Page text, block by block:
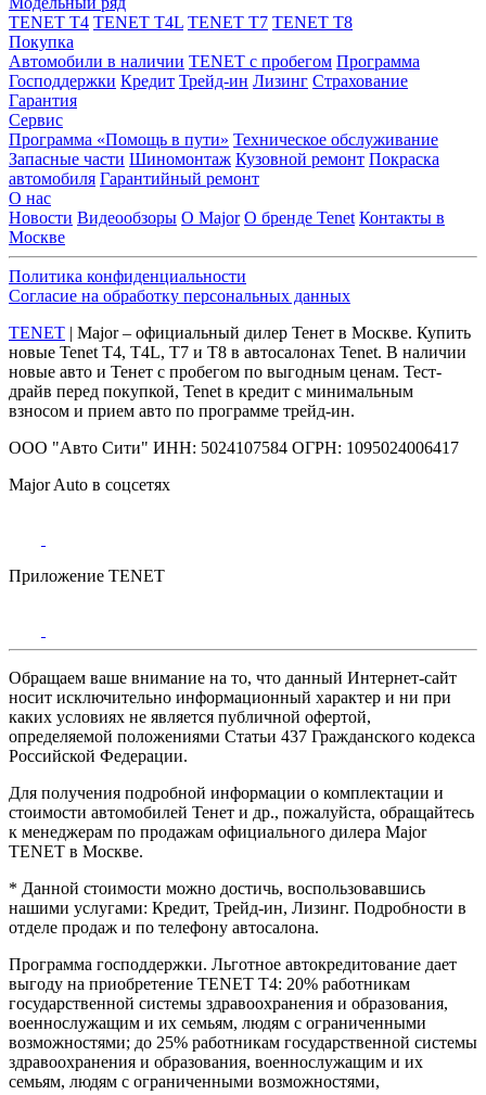
TENET T4 TENET T4L TENET T7 TENET T8
Покупка
Автомобили в наличии TENET с пробегом Программа
Господдержки Кредит Трейд-ин Лизинг Страхование
Гарантия
Сервис
Программа «Помощь в пути» Техническое обслуживание
Запасные части Шиномонтаж Кузовной ремонт Покраска
автомобиля Гарантийный ремонт
О нас
Новости Видеообзоры О Major О бренде Tenet Контакты в
Москве
Политика конфиденциальности
Согласие на обработку персональных данных
TENET | Major – официальный дилер Тенет в Москве. Купить
новые Tenet Т4, T4L, Т7 и Т8 в автосалонах Tenet. В наличии
новые авто и Тенет с пробегом по выгодным ценам. Тест-
драйв перед покупкой, Tenet в кредит с минимальным
взносом и прием авто по программе трейд-ин.
ООО "Авто Сити" ИНН: 5024107584 ОГРН: 1095024006417
Major Auto в соцсетях
Приложение TENET
Обращаем ваше внимание на то, что данный Интернет-сайт
носит исключительно информационный характер и ни при
каких условиях не является публичной офертой,
определяемой положениями Статьи 437 Гражданского кодекса
Российской Федерации.
Для получения подробной информации о комплектации и
стоимости автомобилей Тенет и др., пожалуйста, обращайтесь
к менеджерам по продажам официального дилера Major
TENET в Москве.
* Данной стоимости можно достичь, воспользовавшись
нашими услугами: Кредит, Трейд-ин, Лизинг. Подробности в
отделе продаж и по телефону автосалона.
Программа господдержки. Льготное автокредитование дает
выгоду на приобретение TENET T4: 20% работникам
государственной системы здравоохранения и образования,
военнослужащим и их семьям, людям с ограниченными
возможностями; до 25% работникам государственной системы
здравоохранения и образования, военнослужащим и их
семьям, людям с ограниченными возможностями,